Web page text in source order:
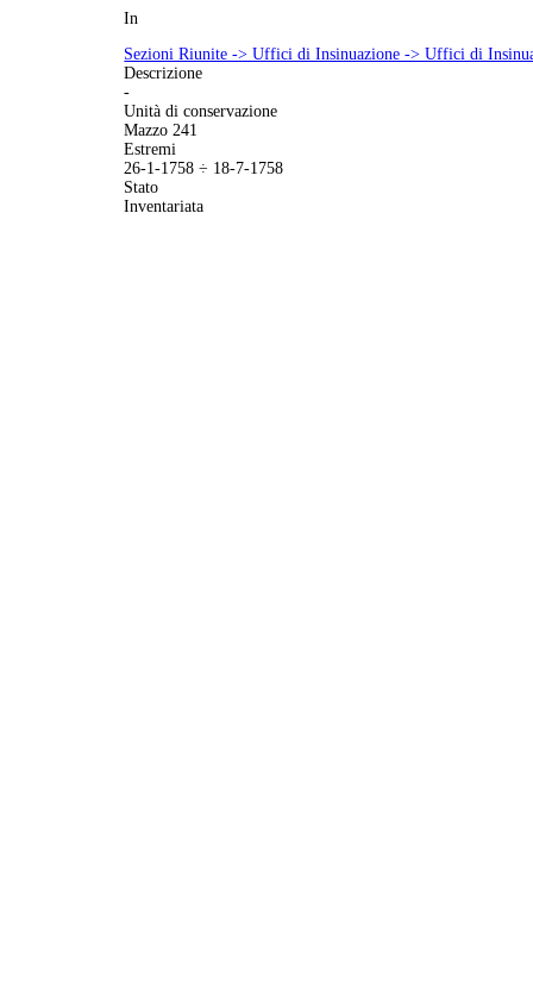
In
Sezioni Riunite -> Uffici di Insinuazione -> Uffici di
Descrizione
-
Unità di conservazione
Mazzo 241
Estremi
26-1-1758 ÷ 18-7-1758
Stato
Inventariata